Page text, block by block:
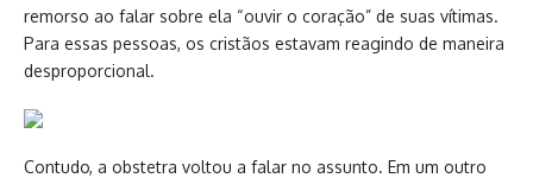
remorso ao falar sobre ela “ouvir o coração” de suas vítimas.
Para essas pessoas, os cristãos estavam reagindo de maneira
desproporcional.
Contudo, a obstetra voltou a falar no assunto. Em um outro